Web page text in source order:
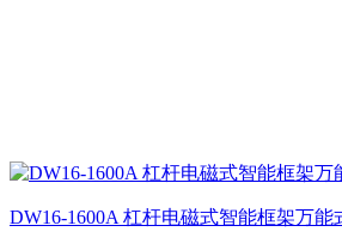
DW16-1600A 杠杆电磁式智能框架万